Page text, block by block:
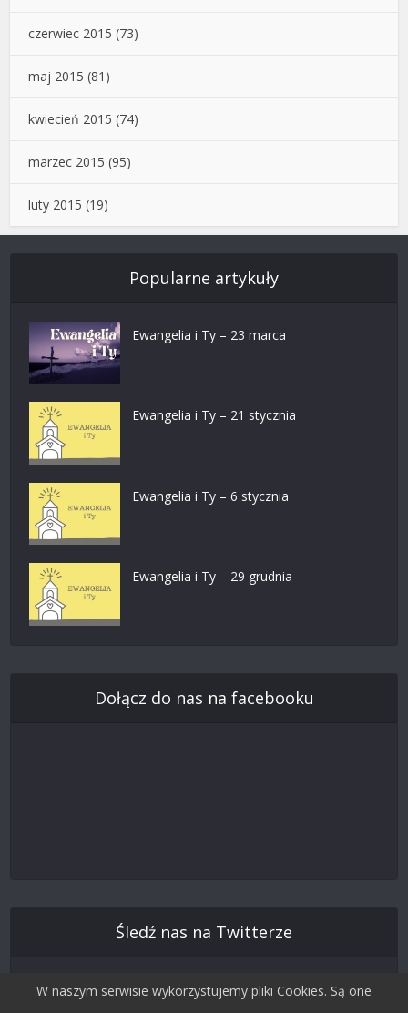
czerwiec 2015 (73)
maj 2015 (81)
kwiecień 2015 (74)
marzec 2015 (95)
luty 2015 (19)
Popularne artykuły
Ewangelia i Ty – 23 marca
Ewangelia i Ty – 21 stycznia
Ewangelia i Ty – 6 stycznia
Ewangelia i Ty – 29 grudnia
Dołącz do nas na facebooku
Śledź nas na Twitterze
W naszym serwisie wykorzystujemy pliki Cookies. Są one